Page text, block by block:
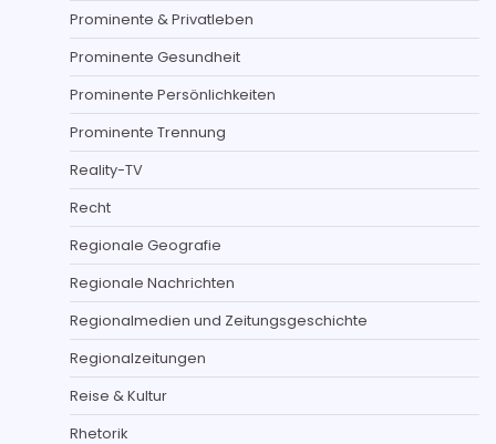
Prominente & Privatleben
Prominente Gesundheit
Prominente Persönlichkeiten
Prominente Trennung
Reality-TV
Recht
Regionale Geografie
Regionale Nachrichten
Regionalmedien und Zeitungsgeschichte
Regionalzeitungen
Reise & Kultur
Rhetorik